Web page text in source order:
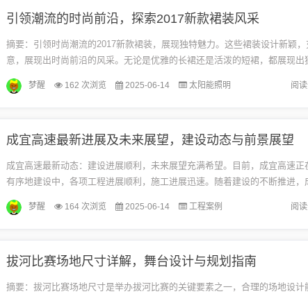
引领潮流的时尚前沿，探索2017新款裙装风采
摘要：引领时尚潮流的2017新款裙装，展现独特魅力。这些裙装设计新颖，
意，展现出时尚前沿的风采。无论是优雅的长裙还是活泼的短裙，都展现出
时尚态度。新款裙装注重细节处理，展现出极致的时尚品味，成为时尚达人
阅
梦醒 162 次浏览 2025-06-14 太阳能照明
成宜高速最新进展及未来展望，建设动态与前景展望
成宜高速最新动态：建设进展顺利，未来展望充满希望。目前，成宜高速正
有序地建设中，各项工程进展顺利，施工进展迅速。随着建设的不断推进，
速将成为连接成都与宜宾的重要交通干线，对于促进区域经济发展、提升交
捷...
阅
梦醒 164 次浏览 2025-06-14 工程案例
拔河比赛场地尺寸详解，舞台设计与规划指南
摘要：拔河比赛场地尺寸是举办拔河比赛的关键要素之一，合理的场地设计